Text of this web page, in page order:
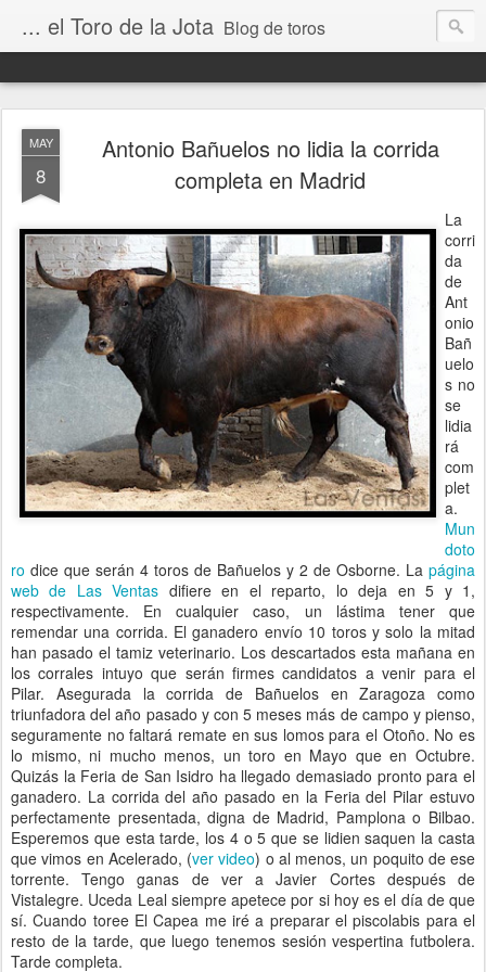
... el Toro de la Jota Blog de toros
MAY
8
Antonio Bañuelos no lidia la corrida
completa en Madrid
La
corri
da
de
Ant
onio
Bañ
uelo
s no
se
lidia
rá
com
plet
a.
Mun
doto
ro dice que serán 4 toros de Bañuelos y 2 de Osborne. La página
web de Las Ventas difiere en el reparto, lo deja en 5 y 1,
respectivamente. En cualquier caso, un lástima tener que
remendar una corrida. El ganadero envío 10 toros y solo la mitad
han pasado el tamiz veterinario. Los descartados esta mañana en
los corrales intuyo que serán firmes candidatos a venir para el
Pilar. Asegurada la corrida de Bañuelos en Zaragoza como
triunfadora del año pasado y con 5 meses más de campo y pienso,
seguramente no faltará remate en sus lomos para el Otoño. No es
lo mismo, ni mucho menos, un toro en Mayo que en Octubre.
Quizás la Feria de San Isidro ha llegado demasiado pronto para el
ganadero. La corrida del año pasado en la Feria del Pilar estuvo
perfectamente presentada, digna de Madrid, Pamplona o Bilbao.
Esperemos que esta tarde, los 4 o 5 que se lidien saquen la casta
que vimos en Acelerado, (ver video) o al menos, un poquito de ese
torrente. Tengo ganas de ver a Javier Cortes después de
Vistalegre. Uceda Leal siempre apetece por si hoy es el día de que
sí. Cuando toree El Capea me iré a preparar el piscolabis para el
resto de la tarde, que luego tenemos sesión vespertina futbolera.
Tarde completa.